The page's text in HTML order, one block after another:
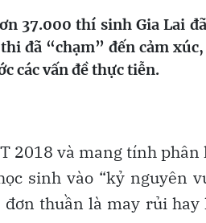
37.000 thí sinh Gia Lai
đã “chạm” đến cảm
các vấn đề thực tiễn.
2018 và mang tính phân
sinh vào “kỷ nguyên
thuần là may rủi hay